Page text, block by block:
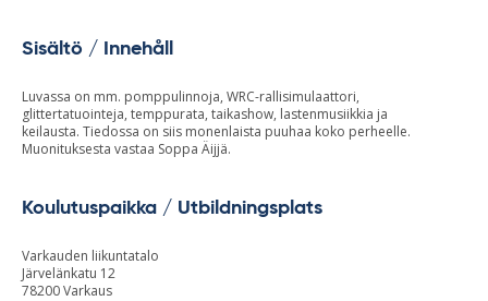
Sisältö / Innehåll
Luvassa on mm. pomppulinnoja, WRC-rallisimulaattori,
glittertatuointeja, temppurata, taikashow, lastenmusiikkia ja
keilausta. Tiedossa on siis monenlaista puuhaa koko perheelle.
Muonituksesta vastaa Soppa Äijjä.
Koulutuspaikka / Utbildningsplats
Varkauden liikuntatalo
Järvelänkatu 12
78200 Varkaus